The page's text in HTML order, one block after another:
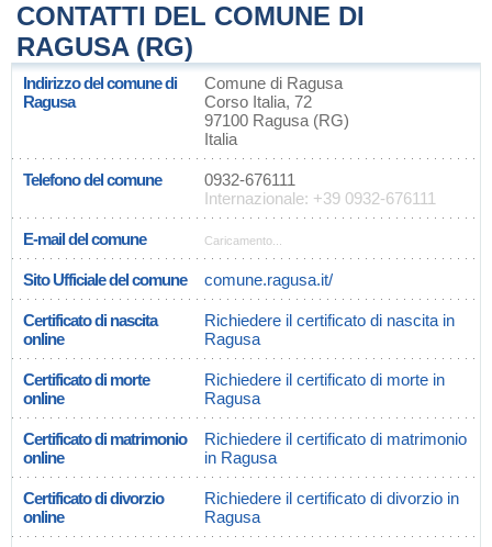
CONTATTI DEL COMUNE DI
RAGUSA (RG)
Indirizzo del comune di
Ragusa
Comune di Ragusa
Corso Italia, 72
97100 Ragusa (RG)
Italia
Telefono del comune
0932-676111
Internazionale: +39 0932-676111
E-mail del comune Caricamento...
Sito Ufficiale del comune comune.ragusa.it/
Certificato di nascita
online
Richiedere il certificato di nascita in
Ragusa
Certificato di morte
online
Richiedere il certificato di morte in
Ragusa
Certificato di matrimonio
online
Richiedere il certificato di matrimonio
in Ragusa
Certificato di divorzio
online
Richiedere il certificato di divorzio in
Ragusa